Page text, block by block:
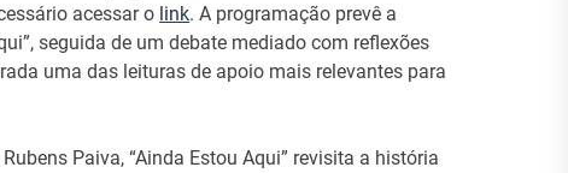
acessar o link. A programação prevê a
seguida de um debate mediado com reflexões
uma das leituras de apoio mais relevantes para
Paiva, “Ainda Estou Aqui” revisita a história